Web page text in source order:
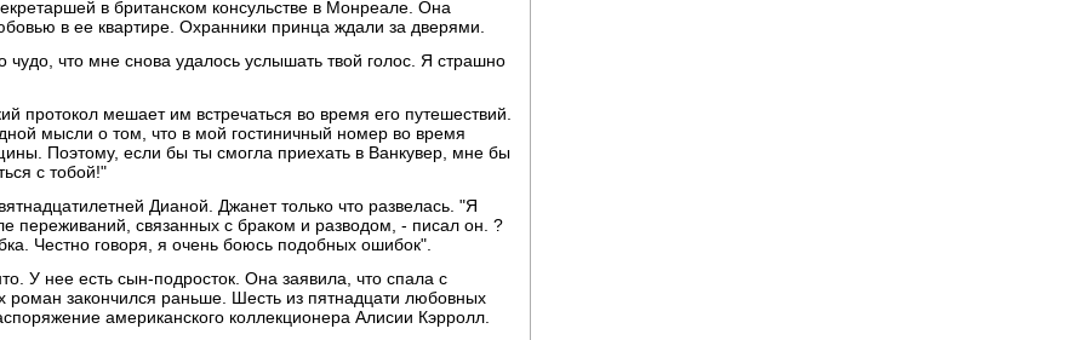
в британском консульстве в Монреале. Она
в ее квартире. Охранники принца ждали за дверями.
чудо, что мне снова удалось услышать твой голос. Я страшно
протокол мешает им встречаться во время его путешествий.
мысли о том, что в мой гостиничный номер во время
Поэтому, если бы ты смогла приехать в Ванкувер, мне бы
с тобой!"
Дианой. Джанет только что развелась. "Я
переживаний, связанных с браком и разводом, - писал он. ?
Честно говоря, я очень боюсь подобных ошибок".
У нее есть сын-подросток. Она заявила, что спала с
роман закончился раньше. Шесть из пятнадцати любовных
американского коллекционера Алисии Кэрролл.